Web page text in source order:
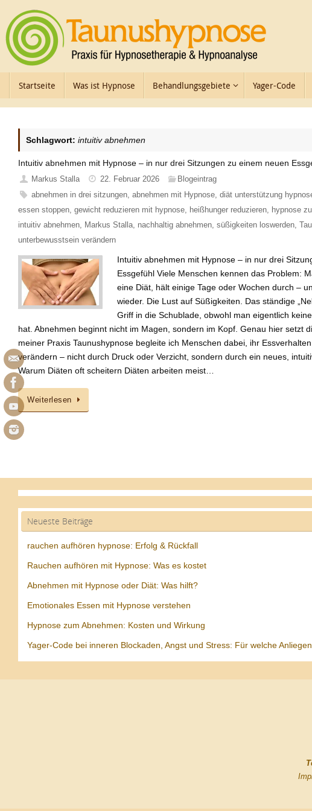
Inhalt
springen
InhaltStartseite Was ist Hypnose Behandlungsgebiete Yager-Code
Schlagwort: intuitiv abnehmen
Intuitiv abnehmen mit Hypnose – in nur drei Sitzungen zu einem neuen
Markus Stalla 22. Februar 2026
Blogeintrag
abnehmen in drei sitzungen,abnehmen mit Hypnose,diät unterstützung
essen stoppen, gewicht reduzieren mit hypnose, heißhunger reduzieren, hypnose
intuitiv abnehmen, Markus Stalla, nachhaltig abnehmen, süßigkeiten loswerden,
unterbewusstsein verändern
Intuitiv abnehmen mit Hypnose – in nur drei
Essgefühl Viele Menschen kennen das Problem:
eine Diät, hält einige Tage oder Wochen durch –
wieder. Die Lust auf Süßigkeiten. Das ständige
Griff in die Schublade, obwohl man eigentlich
hat. Abnehmen beginnt nicht im Magen, sondern im Kopf. Genau hier setzt
meiner Praxis Taunushypnose begleite ich Menschen dabei, ihr
verändern – nicht durch Druck oder Verzicht, sondern durch ein neues,
Warum Diäten oft scheitern Diäten arbeiten meist…
Weiterlesen
Neueste Beiträge
rauchen aufhören hypnose: Erfolg & Rückfall
Rauchen aufhören mit Hypnose: Was es kostet
Abnehmen mit Hypnose oder Diät: Was hilft?
Emotionales Essen mit Hypnose verstehen
Hypnose zum Abnehmen: Kosten und Wirkung
Yager-Code bei inneren Blockaden, Angst und Stress: Für welche